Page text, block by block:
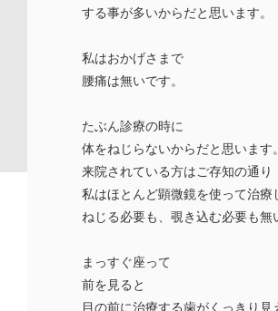
する事が多いからだと思います。
私はおかげさまで
腰痛は無いです。
たぶん診療の時に
体をねじらないからだと思います。
来院されている方はご存知の通り
私はほとんど顕微鏡を使って治療
ねじる必要も、覗き込む必要も無
まっすぐ座って
前を見ると
目の前に治療する歯がくっきり見